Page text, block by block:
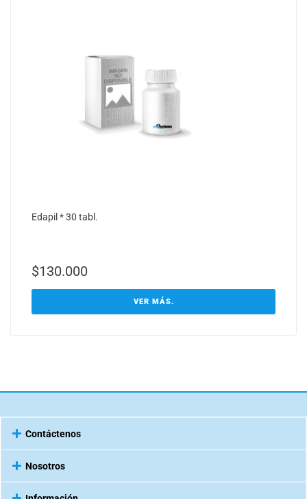
Edapil * 30 tabl.
$130.000
VER MÁS.
Contáctenos
Nosotros